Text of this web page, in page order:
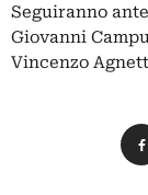
Seguiranno
Giovanni
Vincenzo